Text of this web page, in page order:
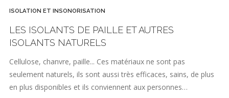
ISOLATION ET INSONORISATION
LES ISOLANTS DE PAILLE ET AUTRES
ISOLANTS NATURELS
Cellulose, chanvre, paille... Ces matériaux ne sont pas
seulement naturels, ils sont aussi très efficaces, sains, de plus
en plus disponibles et ils conviennent aux personnes…